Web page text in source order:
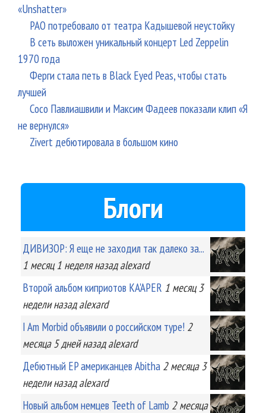
«Unshatter»
РАО потребовало от театра Кадышевой неустойку
В сеть выложен уникальный концерт Led Zeppelin
1970 года
Ферги стала петь в Black Eyed Peas, чтобы стать
лучшей
Сосо Павлиашвили и Максим Фадеев показали клип «Я
не вернулся»
Zivert дебютировала в большом кино
Блоги
ДИВИЗОР: Я еще не заходил так далеко за...
1 месяц 1 неделяназад alexard
Второй альбом киприотов KA'APER 1 месяц 3
неделиназад alexard
I Am Morbid объявили о российском туре! 2
месяца 5 днейназад alexard
Дебютный EP американцев Abitha 2 месяца 3
неделиназад alexard
Новый альбом немцев Teeth of Lamb 2 месяца